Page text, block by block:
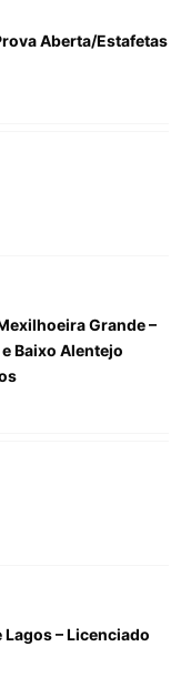
Aberta/Estafetas
Grande –
Baixo Alentejo
– Licenciado